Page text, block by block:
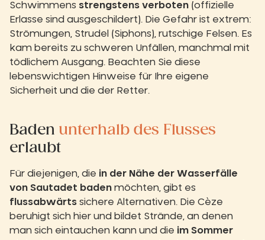
Schwimmens strengstens verboten (offizielle
Erlasse sind ausgeschildert). Die Gefahr ist extrem:
Strömungen, Strudel (Siphons), rutschige Felsen. Es
kam bereits zu schweren Unfällen, manchmal mit
tödlichem Ausgang. Beachten Sie diese
lebenswichtigen Hinweise für Ihre eigene
Sicherheit und die der Retter.
Baden unterhalb des Flusses
erlaubt
Für diejenigen, die in der Nähe der Wasserfälle
von Sautadet baden möchten, gibt es
flussabwärts sichere Alternativen. Die Cèze
beruhigt sich hier und bildet Strände, an denen
man sich eintauchen kann und die im Sommer